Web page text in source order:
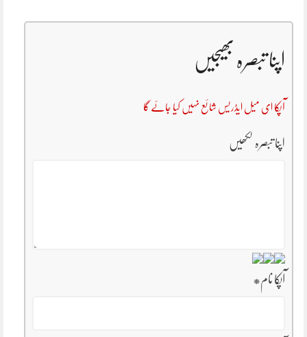
اپنا تبصرہ بھیجیں
آپکا ای میل ایڈریس شائع نہیں کیا جائے گا
اپنا تبصرہ لکھیں
آپکا نام*